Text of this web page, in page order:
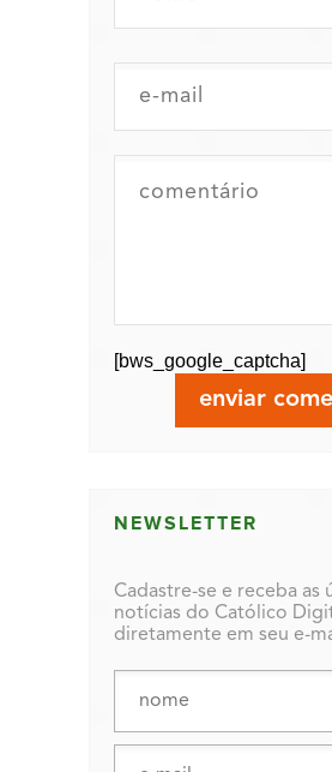
[bws_google_captcha]
NEWSLETTER
Cadastre-se e receba as
notícias do Católico
diretamente em seu e-